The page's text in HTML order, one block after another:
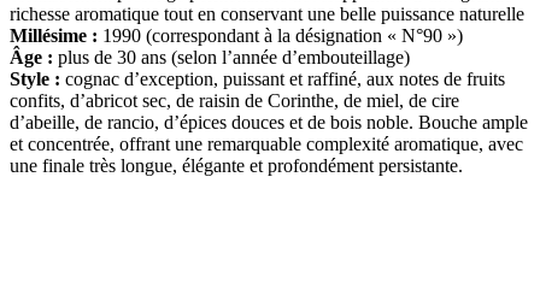
richesse aromatique tout en conservant une belle puissance naturelle
Millésime : 1990 (correspondant à la désignation « N°90 »)
Âge : plus de 30 ans (selon l’année d’embouteillage)
Style : cognac d’exception, puissant et raffiné, aux notes de fruits
confits, d’abricot sec, de raisin de Corinthe, de miel, de cire
d’abeille, de rancio, d’épices douces et de bois noble. Bouche ample
et concentrée, offrant une remarquable complexité aromatique, avec
une finale très longue, élégante et profondément persistante.